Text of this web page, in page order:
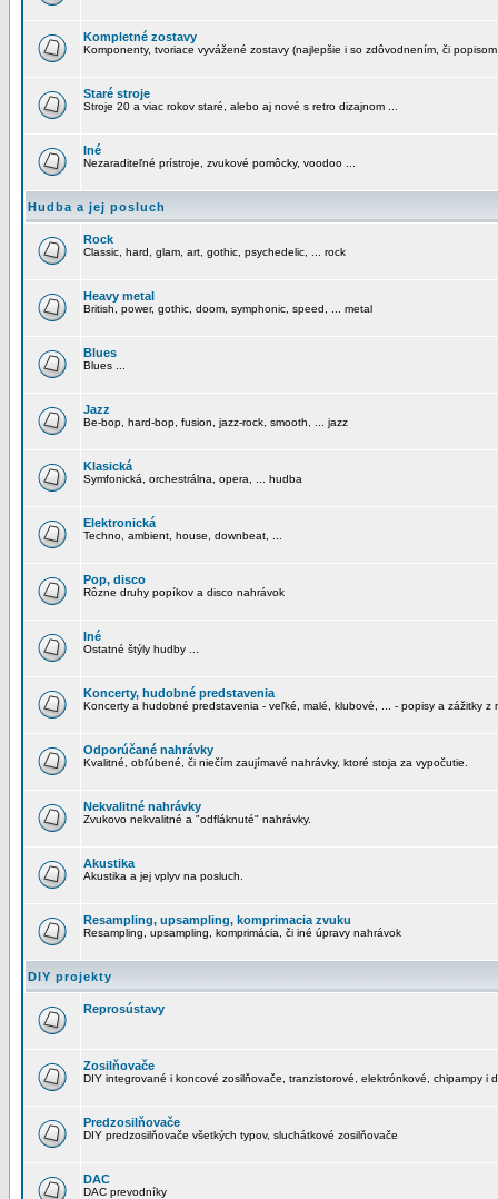
Kompletné zostavy
Komponenty, tvoriace vyvážené zostavy (najlepšie i so zdôvodnením, či
Staré stroje
Stroje 20 a viac rokov staré, alebo aj nové s retro dizajnom ...
Iné
Nezaraditeľné prístroje, zvukové pomôcky, voodoo ...
Hudba a jej posluch
Rock
Classic, hard, glam, art, gothic, psychedelic, ... rock
Heavy metal
British, power, gothic, doom, symphonic, speed, ... metal
Blues
Blues ...
Jazz
Be-bop, hard-bop, fusion, jazz-rock, smooth, ... jazz
Klasická
Symfonická, orchestrálna, opera, ... hudba
Elektronická
Techno, ambient, house, downbeat, ...
Pop, disco
Rôzne druhy popíkov a disco nahrávok
Iné
Ostatné štýly hudby ...
Koncerty, hudobné predstavenia
Koncerty a hudobné predstavenia - veľké, malé, klubové, ... - popisy a zážitky z
Odporúčané nahrávky
Kvalitné, obľúbené, či niečím zaujímavé nahrávky, ktoré stoja za vypočutie.
Nekvalitné nahrávky
Zvukovo nekvalitné a "odfláknuté" nahrávky.
Akustika
Akustika a jej vplyv na posluch.
Resampling, upsampling, komprimacia zvuku
Resampling, upsampling, komprimácia, či iné úpravy nahrávok
DIY projekty
Reprosústavy
Zosilňovače
DIY integrované i koncové zosilňovače, tranzistorové, elektrónkové, chipampy i
Predzosilňovače
DIY predzosilňovače všetkých typov, sluchátkové zosilňovače
DAC
DAC prevodníky